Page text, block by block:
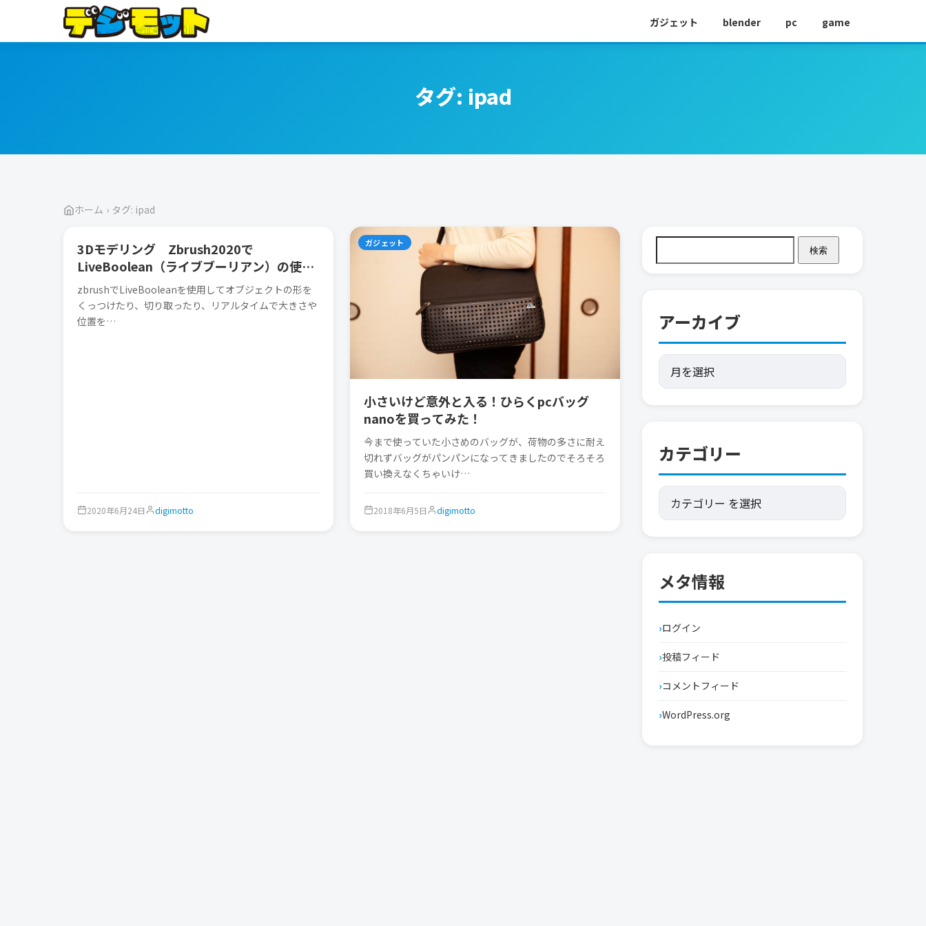
ガジェット blender pc game
タグ: ipad
ホーム › タグ: ipad
ZBRUSH
3Dモデリング Zbrush2020で
LiveBoolean（ライブブーリアン）の使い
方
zbrushでLiveBooleanを使用してオブジェクトの形を
くっつけたり、切り取ったり、リアルタイムで大きさや
位置を…
2020年6月24日 digimotto
ガジェット
小さいけど意外と入る！ひらくpcバッグ
nanoを買ってみた！
今まで使っていた小さめのバッグが、荷物の多さに耐え
切れずバッグがパンパンになってきましたのでそろそろ
買い換えなくちゃいけ…
2018年6月5日 digimotto
検索
アーカイブ
カテゴリー
メタ情報
ログイン
投稿フィード
コメントフィード
WordPress.org